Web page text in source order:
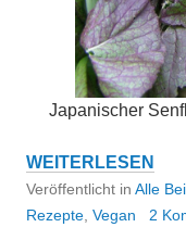
Japanischer
REZEPTE
MIT
SENFKOHL
WEITERLESEN
Veröffentlicht in Alle
Rezepte Vegan 2